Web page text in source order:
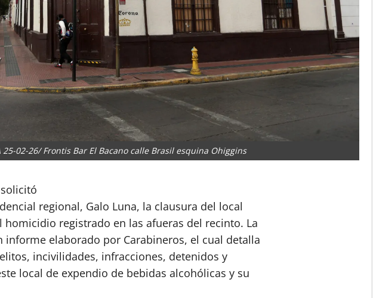
25-02-26/ Frontis Bar El Bacano calle Brasil esquina Ohiggins
regional, Galo Luna, la clausura del local
homicidio registrado en las afueras del recinto. La
elaborado por Carabineros, el cual detalla
incivilidades, infracciones, detenidos y
local de expendio de bebidas alcohólicas y su